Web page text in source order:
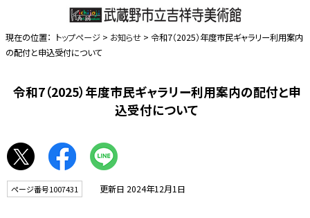
現在の位置： トップページ > お知らせ > 令和7（2025）年度市民ギャラリー利用案内
の配付と申込受付について
令和7（2025）年度市民ギャラリー利用案内の配付と申
込受付について
ページ番号1007431 更新日 2024年12月1日